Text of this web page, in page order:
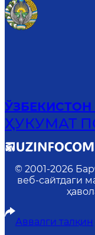
ҲУКУМАТ
© 2001-2026
веб-сайтдаги
Аввалги талқин